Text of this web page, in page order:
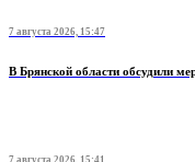
7 августа 2026, 15:47
В Брянской области обсудили